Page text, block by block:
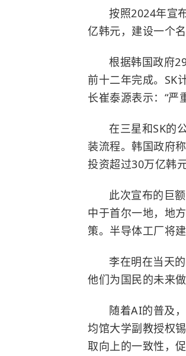
按照2024年宣
亿韩元，建设一个
根据韩国政府
前十二年完成。SK
长崔泰源表示：“严
在三星和SK的
装流程。韩国政府
投资超过30万亿韩
此次宣布的巨
中于首尔一地，地
策。半导体工厂将
李在明在当天
他们为国民的未来
随着AI的普及
均馆大学副教授权
取向上的一致性，